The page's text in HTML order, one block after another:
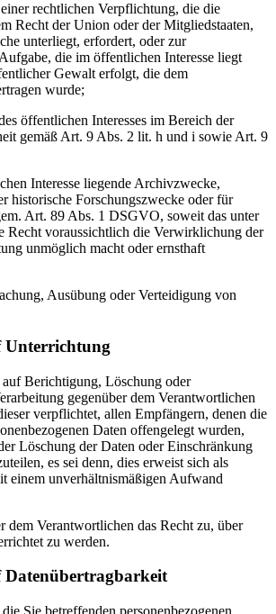
rechtlichen Verpflichtung, die die
Recht der Union oder der Mitgliedstaaten,
unterliegt, erfordert, oder zur
die im öffentlichen Interesse liegt
Gewalt erfolgt, die dem
wurde;
öffentlichen Interesses im Bereich der
gemäß Art. 9 Abs. 2 lit. h und i sowie Art. 9
Interesse liegende Archivzwecke,
historische Forschungszwecke oder für
Art. 89 Abs. 1 DSGVO, soweit das unter
Recht voraussichtlich die Verwirklichung der
unmöglich macht oder ernsthaft
Ausübung oder Verteidigung von
auf Berichtigung, Löschung oder
gegenüber dem Verantwortlichen
verpflichtet, allen Empfängern, denen die
Daten offengelegt wurden,
Löschung der Daten oder Einschränkung
es sei denn, dies erweist sich als
einem unverhältnismäßigen Aufwand
dem Verantwortlichen das Recht zu, über
zu werden.
Sie betreffenden personenbezogenen